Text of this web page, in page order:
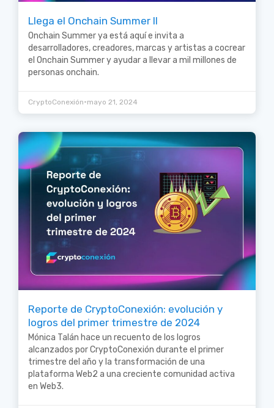
Llega el Onchain Summer II
Onchain Summer ya está aquí e invita a
desarrolladores, creadores, marcas y artistas a cocrear
el Onchain Summer y ayudar a llevar a mil millones de
personas onchain.
CryptoConexión•mayo 21, 2024
Reporte de CryptoConexión: evolución y
logros del primer trimestre de 2024
Mónica Talán hace un recuento de los logros
alcanzados por CryptoConexión durante el primer
trimestre del año y la transformación de una
plataforma Web2 a una creciente comunidad activa
en Web3.